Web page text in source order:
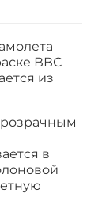
ВВС
из
в